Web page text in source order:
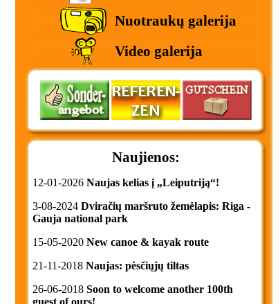
Nuotraukų galerija
Video galerija
Naujienos:
12-01-2026 Naujas kelias į „Leiputriją“!
3-08-2024 Dviračių maršruto žemėlapis: Riga -
Gauja national park
15-05-2020 New canoe & kayak route
21-11-2018 Naujas: pėsčiųjų tiltas
26-06-2018 Soon to welcome another 100th
guest of ours!